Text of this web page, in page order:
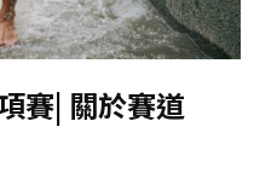
賽| 關於賽道